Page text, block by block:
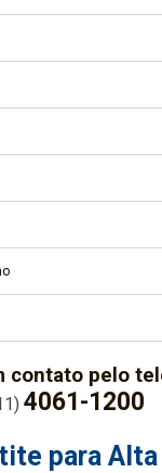
contato pelo
4061-1200
para Alta